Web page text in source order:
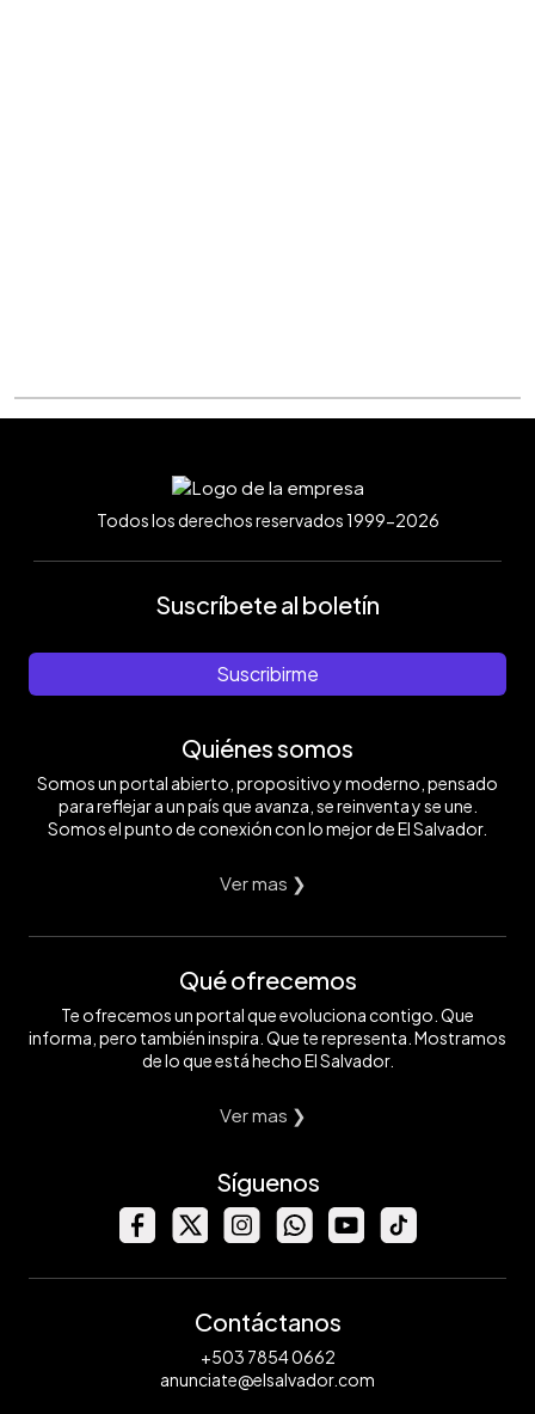
Todos los derechos reservados 1999-2026
Suscríbete al boletín
Suscribirme
Quiénes somos
Somos un portal abierto, propositivo y moderno, pensado
para reflejar a un país que avanza, se reinventa y se une.
Somos el punto de conexión con lo mejor de El Salvador.
Ver mas ❯
Qué ofrecemos
Te ofrecemos un portal que evoluciona contigo. Que
informa, pero también inspira. Que te representa. Mostramos
de lo que está hecho El Salvador.
Ver mas ❯
Síguenos
Contáctanos
+503 7854 0662
anunciate@elsalvador.com